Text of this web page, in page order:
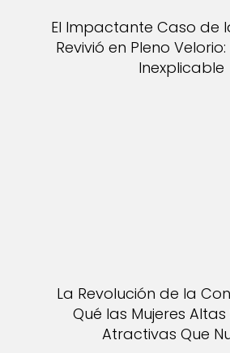
El Impactante Caso de
Revivió en Pleno
Inexplicable
La Revolución de la
Qué las Mujeres Altas
Atractivas Que